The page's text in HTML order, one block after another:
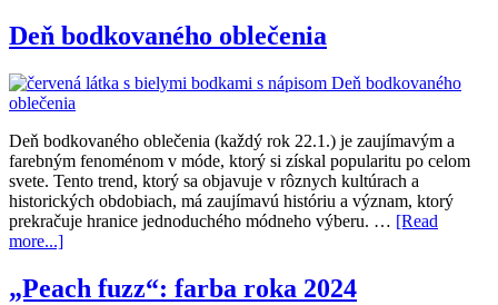
Deň bodkovaného oblečenia
Deň bodkovaného oblečenia (každý rok 22.1.) je zaujímavým a
farebným fenoménom v móde, ktorý si získal popularitu po celom
svete. Tento trend, ktorý sa objavuje v rôznych kultúrach a
historických obdobiach, má zaujímavú históriu a význam, ktorý
prekračuje hranice jednoduchého módneho výberu. … [Read
more...]
„Peach fuzz“: farba roka 2024